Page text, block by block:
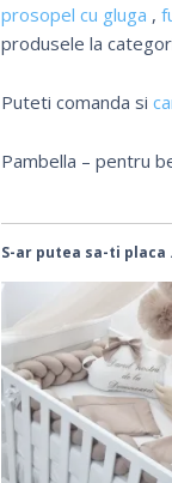
prosopel cu gluga ,
produsele la
Puteti comanda si
Pambella – pentru
S-ar putea sa-ti placa